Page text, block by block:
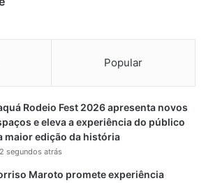
Popular
Rodeio Fest 2026 apresenta novos
e eleva a experiência do público
maior edição da história
2 segundos atrás
Maroto promete experiência